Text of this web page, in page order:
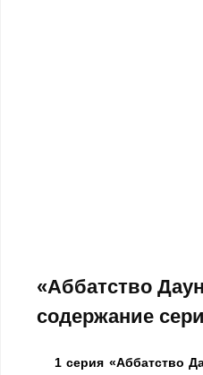
«Аббатство
содержание
1 серия «Аббатство